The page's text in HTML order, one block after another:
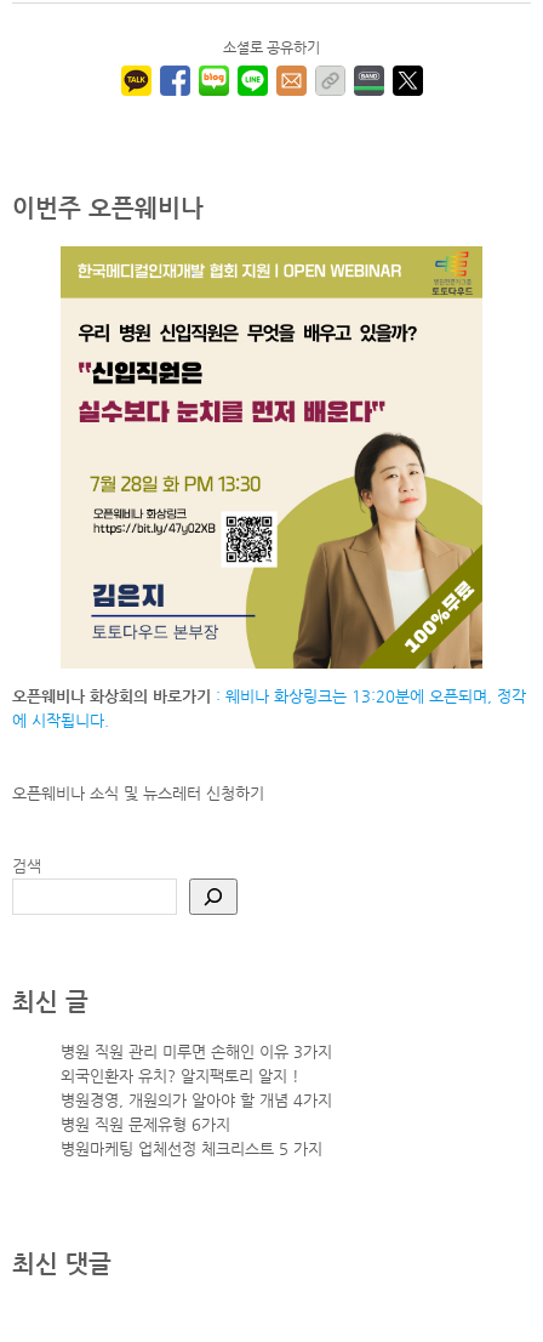
소셜로 공유하기
이번주 오픈웨비나
오픈웨비나 화상회의 바로가기 : 웨비나 화상링크는 13:20분에 오픈되며, 정각
에 시작됩니다.
오픈웨비나 소식 및 뉴스레터 신청하기
검색
최신 글
병원 직원 관리 미루면 손해인 이유 3가지
외국인환자 유치? 알지팩토리 알지 !
병원경영, 개원의가 알아야 할 개념 4가지
병원 직원 문제유형 6가지
병원마케팅 업체선정 체크리스트 5 가지
최신 댓글